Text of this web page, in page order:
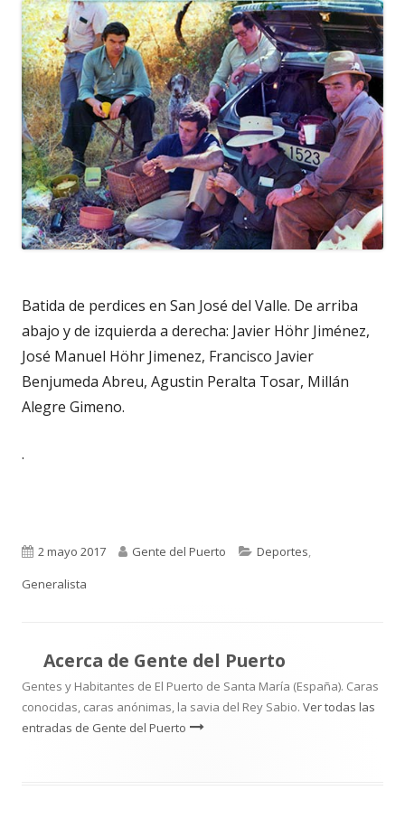
Batida de perdices en San José del Valle. De arriba
abajo y de izquierda a derecha: Javier Höhr Jiménez,
José Manuel Höhr Jimenez, Francisco Javier
Benjumeda Abreu, Agustin Peralta Tosar, Millán
Alegre Gimeno.
.
Publicado
el
2 mayo 2017 Autor
Gente del Puerto Categorías
Deportes,
Generalista
Acerca de Gente del Puerto
Gentes y Habitantes de El Puerto de Santa María (España). Caras
conocidas, caras anónimas, la savia del Rey Sabio. Ver todas las
entradas de Gente del Puerto